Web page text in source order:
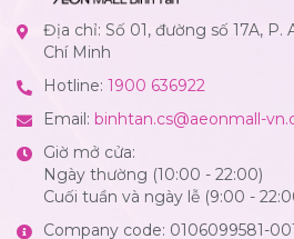
Địa chỉ: Số 01, đường số 17A, P.
Chí Minh
Hotline: 1900 636922
Email: binhtan.cs@aeonmall-
Giờ mở cửa:
Ngày thường (10:00 - 22:00)
Cuối tuần và ngày lễ (9:00 -
Company code: 0106099581-